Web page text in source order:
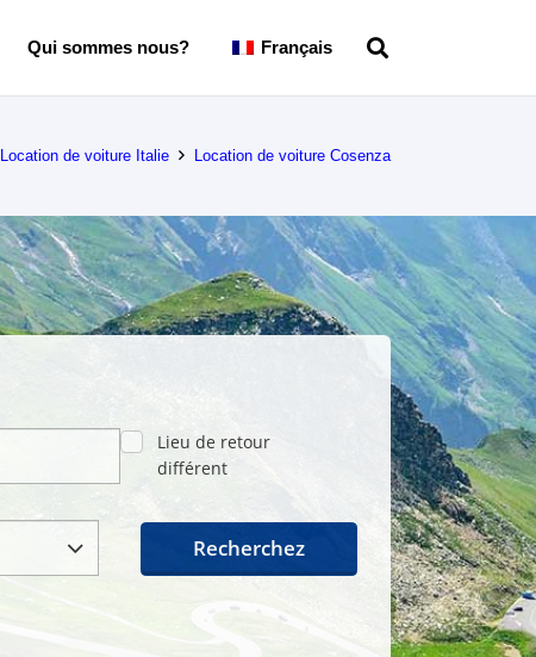
Qui sommes nous? Français
Location de voiture Italie Location de voiture Cosenza
Lieu de retour
différent
Recherchez